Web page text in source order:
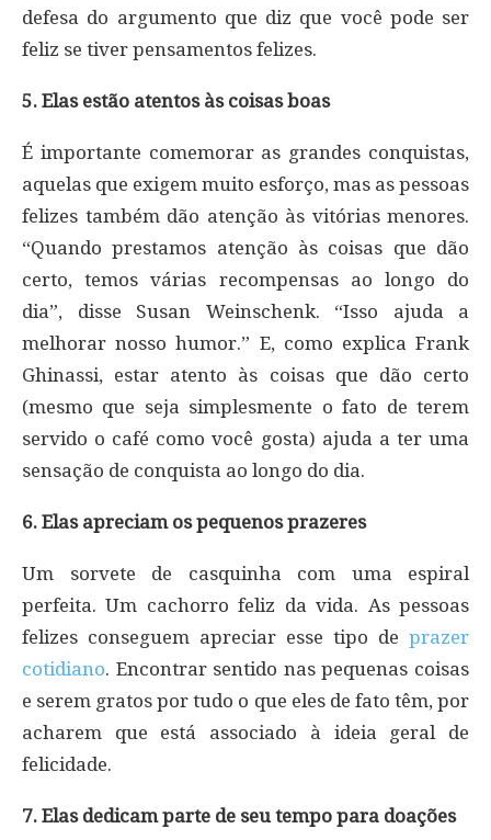
defesa do argumento que diz que você pode ser
feliz se tiver pensamentos felizes.
5. Elas estão atentos às coisas boas
É importante comemorar as grandes conquistas,
aquelas que exigem muito esforço, mas as pessoas
felizes também dão atenção às vitórias menores.
“Quando prestamos atenção às coisas que dão
certo, temos várias recompensas ao longo do
dia”, disse Susan Weinschenk. “Isso ajuda a
melhorar nosso humor.” E, como explica Frank
Ghinassi, estar atento às coisas que dão certo
(mesmo que seja simplesmente o fato de terem
servido o café como você gosta) ajuda a ter uma
sensação de conquista ao longo do dia.
6. Elas apreciam os pequenos prazeres
Um sorvete de casquinha com uma espiral
perfeita. Um cachorro feliz da vida. As pessoas
felizes conseguem apreciar esse tipo de prazer
cotidiano. Encontrar sentido nas pequenas coisas
e serem gratos por tudo o que eles de fato têm, por
acharem que está associado à ideia geral de
felicidade.
7. Elas dedicam parte de seu tempo para doações